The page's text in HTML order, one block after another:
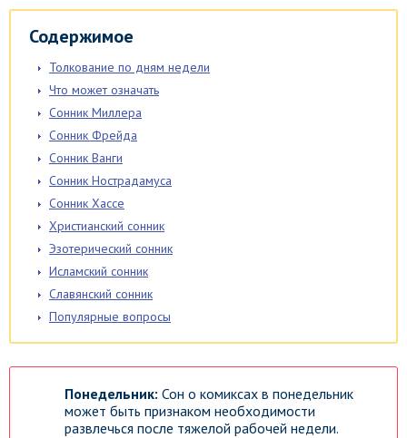
Содержимое
Толкование по дням недели
Что может означать
Сонник Миллера
Сонник Фрейда
Сонник Ванги
Сонник Нострадамуса
Сонник Хассе
Христианский сонник
Эзотерический сонник
Исламский сонник
Славянский сонник
Популярные вопросы
Понедельник: Сон о комиксах в понедельник
может быть признаком необходимости
развлечься после тяжелой рабочей недели.